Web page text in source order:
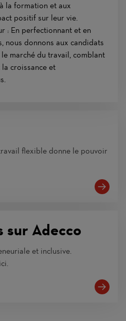
la formation et aux
positif sur leur vie.
: En perfectionnant et en
nous donnons aux candidats
marché du travail, comblant
croissance et
flexible donne le pouvoir
sur Adecco
et inclusive.